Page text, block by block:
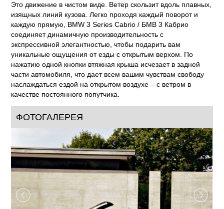
Это движение в чистом виде. Ветер скользит вдоль плавных,
изящных линий кузова. Легко проходя каждый поворот и
каждую прямую, BMW 3 Series Cabrio / БМВ 3 Кабрио
соединяет динамичную производительность с
экспрессивной элегантностью, чтобы подарить вам
уникальные ощущения от езды с открытым верхом. По
нажатию одной кнопки втяжная крыша исчезает в задней
части автомобиля, что дает всем вашим чувствам свободу
наслаждаться ездой на открытом воздухе – с ветром в
качестве постоянного попутчика.
ФОТОГАЛЕРЕЯ